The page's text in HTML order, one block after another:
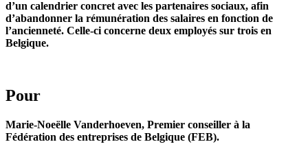
d’un calendrier concret avec les partenaires sociaux, afin
d’abandonner la rémunération des salaires en fonction de
l’ancienneté. Celle-ci concerne deux employés sur trois en
Belgique.
Pour
Marie-Noeëlle Vanderhoeven, Premier conseiller à la
Fédération des entreprises de Belgique (FEB).